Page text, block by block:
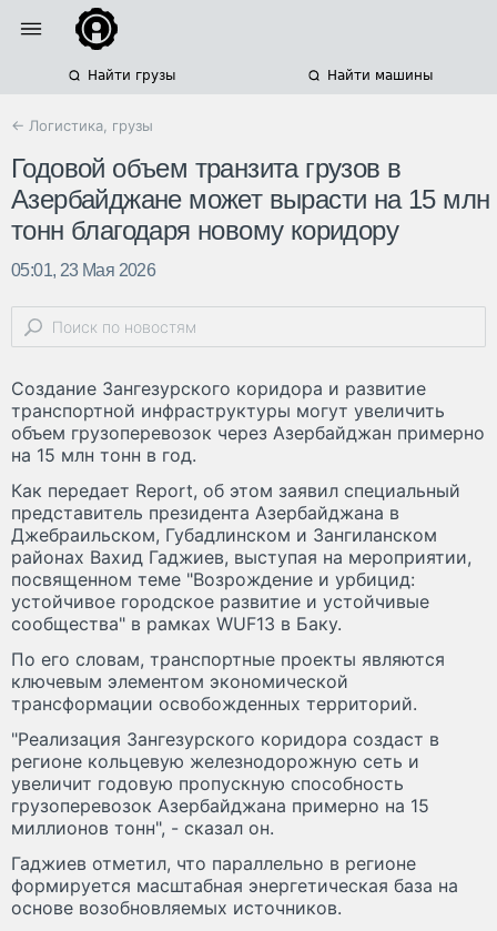
Найти грузы Найти машины
← Логистика, грузы
Годовой объем транзита грузов в
Азербайджане может вырасти на 15 млн
тонн благодаря новому коридору
05:01, 23 Мая 2026
Создание Зангезурского коридора и развитие
транспортной инфраструктуры могут увеличить
объем грузоперевозок через Азербайджан примерно
на 15 млн тонн в год.
Как передает Report, об этом заявил специальный
представитель президента Азербайджана в
Джебраильском, Губадлинском и Зангиланском
районах Вахид Гаджиев, выступая на мероприятии,
посвященном теме "Возрождение и урбицид:
устойчивое городское развитие и устойчивые
сообщества" в рамках WUF13 в Баку.
По его словам, транспортные проекты являются
ключевым элементом экономической
трансформации освобожденных территорий.
"Реализация Зангезурского коридора создаст в
регионе кольцевую железнодорожную сеть и
увеличит годовую пропускную способность
грузоперевозок Азербайджана примерно на 15
миллионов тонн", - сказал он.
Гаджиев отметил, что параллельно в регионе
формируется масштабная энергетическая база на
основе возобновляемых источников.